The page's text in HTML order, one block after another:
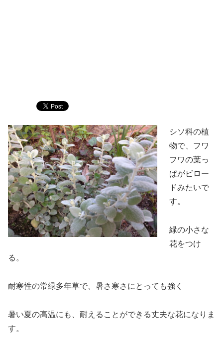
シソ科の植
物で、フワ
フワの葉っ
ぱがビロー
ドみたいで
す。
緑の小さな
花をつけ
る。
耐寒性の常緑多年草で、暑さ寒さにとっても強く
暑い夏の高温にも、耐えることができる丈夫な花になりま
す。